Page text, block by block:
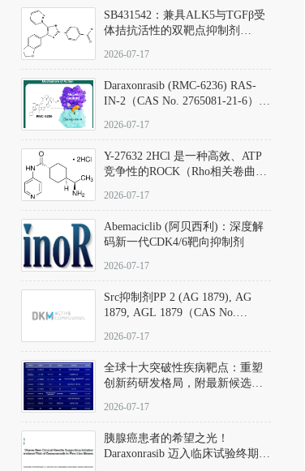
SB431542：兼具ALK5与TGFβ受
体拮抗活性的双靶点抑制剂
D801067）
2026-07-17
Daraxonrasib (RMC-6236) RAS-
IN-2（CAS No. 2765081-21-6）：
向KRAS/NRAS/HRAS的广谱RAS
2026-07-17
Y-27632 2HCl 是一种高效、ATP
竞争性的ROCK（Rho相关卷曲螺
同等抑制ROCK1与ROCK2；其通
过精准嵌入激酶的ATP结合位点
发挥抑制作用，对ROCK1和
ROCK2的解离常数（Ki）分别为
140 nM和300 nM；在众多丝氨酸/
中，其靶向ROCK的选择性超过
200倍，凸显出优异的分子特异
2026-07-17
Abemaciclib (阿贝西利)：深度解
码新一代CDK4/6靶向抑制剂
2026-07-17
Src抑制剂PP 2 (AG 1879), AG
1879, AGL 1879（CAS No.
应用指南
2026-07-17
全球十大突破性疾病靶点：重塑
创新药研发格局，附最新候选分
2026-07-17
胰腺癌患者的希望之光！
Daraxonrasib 迈入临床试验终期阶